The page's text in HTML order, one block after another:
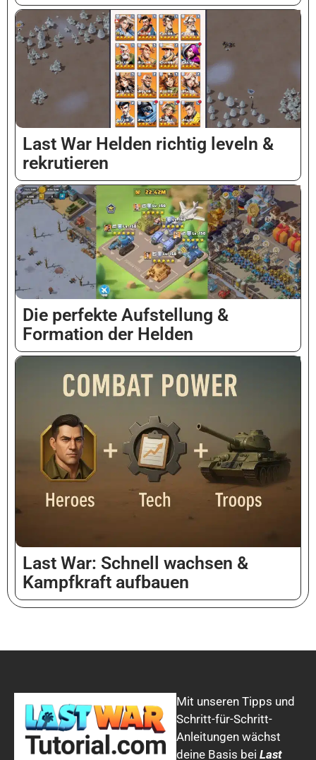
Last War Helden richtig leveln &
rekrutieren
Die perfekte Aufstellung &
Formation der Helden
Last War: Schnell wachsen &
Kampfkraft aufbauen
Mit unseren Tipps und
Schritt-für-Schritt-
Anleitungen wächst
deine Basis bei Last
Arabic
Indonesian
Russian
Chinese (Hong Kong)
Thai
Hindi